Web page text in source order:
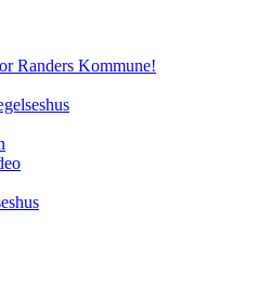
Randers Kommune!